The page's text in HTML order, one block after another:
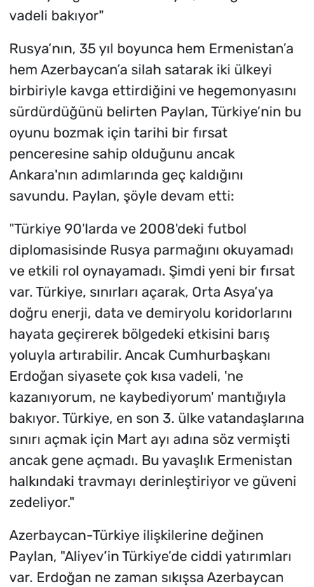
vadeli bakıyor"
Rusya’nın, 35 yıl boyunca hem Ermenistan’a
hem Azerbaycan’a silah satarak iki ülkeyi
birbiriyle kavga ettirdiğini ve hegemonyasını
sürdürdüğünü belirten Paylan, Türkiye’nin bu
oyunu bozmak için tarihi bir fırsat
penceresine sahip olduğunu ancak
Ankara'nın adımlarında geç kaldığını
savundu. Paylan, şöyle devam etti:
"Türkiye 90'larda ve 2008'deki futbol
diplomasisinde Rusya parmağını okuyamadı
ve etkili rol oynayamadı. Şimdi yeni bir fırsat
var. Türkiye, sınırları açarak, Orta Asya’ya
doğru enerji, data ve demiryolu koridorlarını
hayata geçirerek bölgedeki etkisini barış
yoluyla artırabilir. Ancak Cumhurbaşkanı
Erdoğan siyasete çok kısa vadeli, 'ne
kazanıyorum, ne kaybediyorum' mantığıyla
bakıyor. Türkiye, en son 3. ülke vatandaşlarına
sınırı açmak için Mart ayı adına söz vermişti
ancak gene açmadı. Bu yavaşlık Ermenistan
halkındaki travmayı derinleştiriyor ve güveni
zedeliyor."
Azerbaycan-Türkiye ilişkilerine değinen
Paylan, "Aliyev’in Türkiye’de ciddi yatırımları
var. Erdoğan ne zaman sıkışsa Azerbaycan